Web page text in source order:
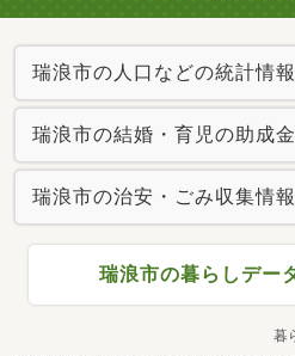
瑞浪市の人口などの統計情報
瑞浪市の結婚・育児の助成金
瑞浪市の治安・ごみ収集情報
瑞浪市の暮らしデー
暮